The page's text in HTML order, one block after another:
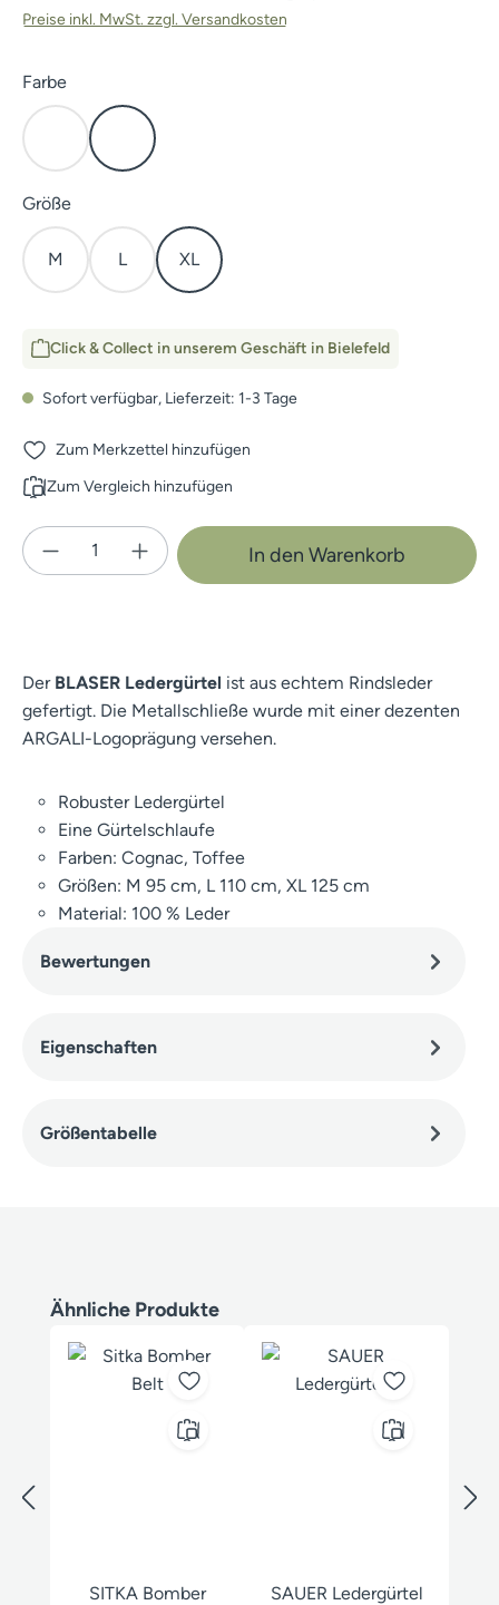
Preise inkl. MwSt. zzgl. Versandkosten
Farbeauswählen
Cognac Toffee
Größeauswählen
M L XL
Click & Collect in unserem Geschäft in Bielefeld
Sofort verfügbar, Lieferzeit: 1-3 Tage
Zum Merkzettel hinzufügen
Zum Vergleich hinzufügen
Produkt Anzahl: Gib den gewünschten
In den Warenkorb
Der BLASER Ledergürtel ist aus echtem Rindsleder
gefertigt. Die Metallschließe wurde mit einer dezenten
ARGALI-Logoprägung versehen.
Robuster Ledergürtel
Eine Gürtelschlaufe
Farben: Cognac, Toffee
Größen: M 95 cm, L 110 cm, XL 125 cm
Material: 100 % Leder
Bewertungen
Eigenschaften
Größentabelle
Produktgalerie überspringen
Ähnliche Produkte
SITKA Bomber
SAUER Ledergürtel